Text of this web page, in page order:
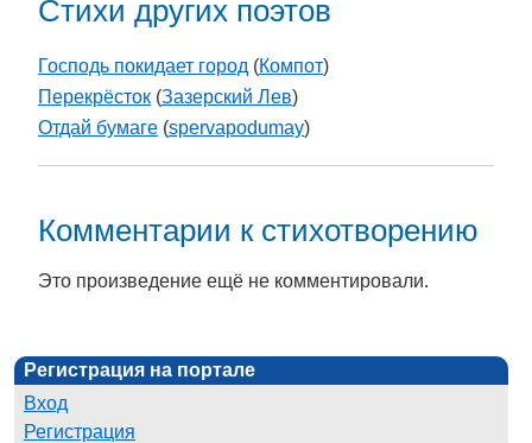
Стихи других поэтов
Господь покидает город (Компот)
Перекрёсток (Зазерский Лев)
Отдай бумаге (spervapodumay)
Комментарии к стихотворению
Это произведение ещё не комментировали.
Регистрация на портале
Вход
Регистрация